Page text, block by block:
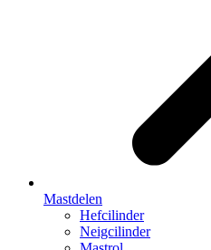
Mastdelen
Hefcilinder
Neigcilinder